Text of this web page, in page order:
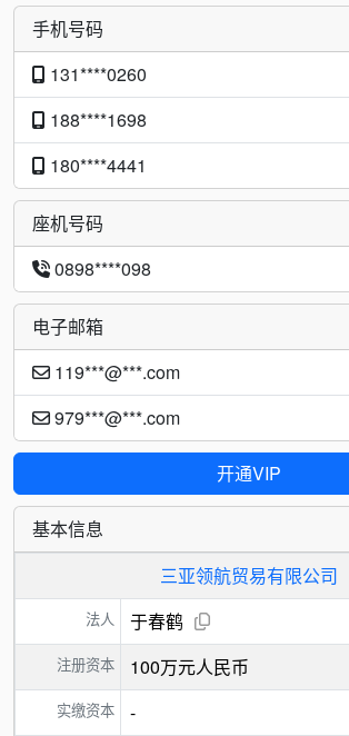
手机号码
131****0260
188****1698
180****4441
座机号码
0898****098
电子邮箱
119***@***.com
979***@***.com
开通VIP
基本信息
三亚领航贸易有限公司
法人 于春鹤
注册资本 100万元人民币
实缴资本 -